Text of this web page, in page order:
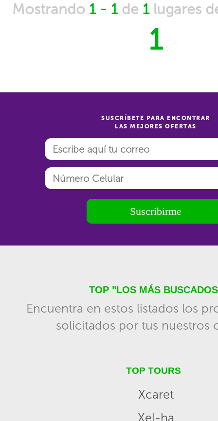
Mostrando 1 - 1de 1lugares
1
SUSCRÍBETE PARA ENCONTRAR
LAS MEJORES OFERTAS
Suscribirme
TOP "LOS MÁS
Encuentra en estos listados los
solicitados por tus nuestros
TOP TOURS
Xcaret
Xel-ha